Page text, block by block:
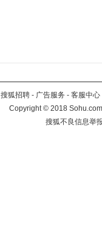
搜狐招聘 - 广告服务 - 客服中心
Copyright©2018
搜狐不良信息举